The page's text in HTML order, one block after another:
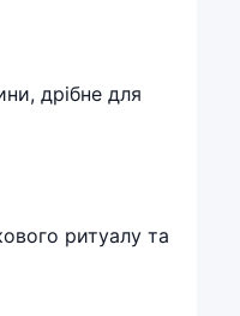
дрібне для
ритуалу та